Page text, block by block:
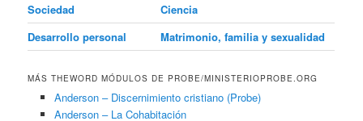
Sociedad
Ciencia
Desarrollo personal
Matrimonio, familia y sexualidad
MÁS THEWORD MÓDULOS DE PROBE/MINISTERIOPROBE.ORG
Anderson – Discernimiento cristiano (Probe)
Anderson – La Cohabitación